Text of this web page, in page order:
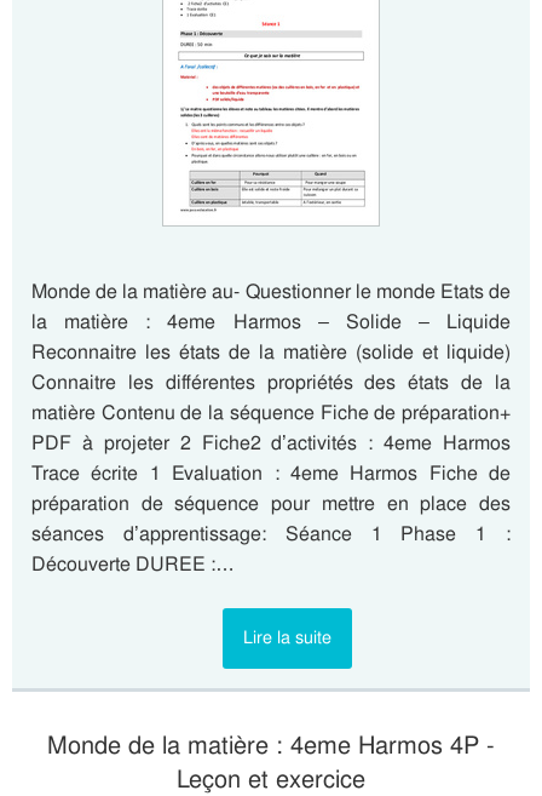
Monde de la matière au- Questionner le monde Etats de
la matière : 4eme Harmos – Solide – Liquide
Reconnaitre les états de la matière (solide et liquide)
Connaitre les différentes propriétés des états de la
matière Contenu de la séquence Fiche de préparation+
PDF à projeter 2 Fiche2 d’activités : 4eme Harmos
Trace écrite 1 Evaluation : 4eme Harmos Fiche de
préparation de séquence pour mettre en place des
séances d’apprentissage: Séance 1 Phase 1 :
Découverte DUREE :…
Lire la suite
Monde de la matière : 4eme Harmos 4P -
Leçon et exercice